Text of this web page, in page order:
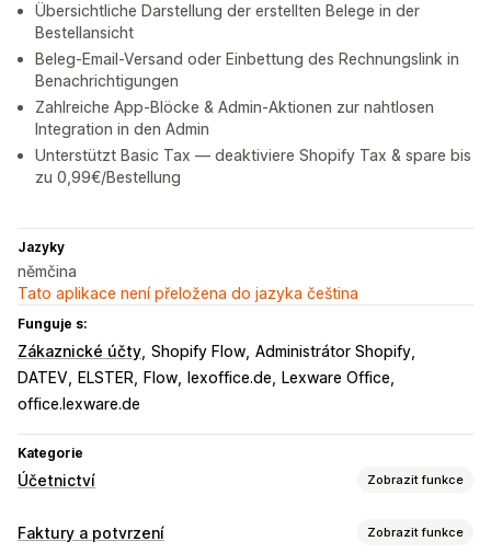
Übersichtliche Darstellung der erstellten Belege in der
Bestellansicht
Beleg-Email-Versand oder Einbettung des Rechnungslink in
Benachrichtigungen
Zahlreiche App-Blöcke & Admin-Aktionen zur nahtlosen
Integration in den Admin
Unterstützt Basic Tax — deaktiviere Shopify Tax & spare bis
zu 0,99€/Bestellung
Jazyky
němčina
Tato aplikace není přeložena do jazyka čeština
Funguje s:
Zákaznické účty Shopify Flow Administrátor Shopify
DATEV
ELSTER Flow lexoffice.de
Lexware Office
office.lexware.de
Kategorie
Účetnictví Zobrazit funkce
Finanční výkazy
Faktury a potvrzení Zobrazit funkce